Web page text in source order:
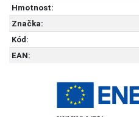
Hmotnost:
Značka:
Kód:
EAN: